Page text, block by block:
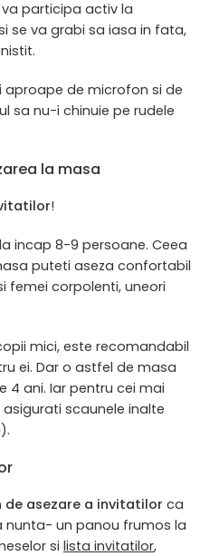
participa activ la
se va grabi sa iasa in fata,
de microfon si de
sa nu-i chinuie pe rudele
la masa
!
incap 8-9 persoane. Ceea
puteti aseza confortabil
femei corpolenti, uneori
mici, este recomandabil
ei. Dar o astfel de masa
4 ani. Iar pentru cei mai
scaunele inalte
de asezare a invitatilor ca
nunta- un panou frumos la
si lista invitatilor,